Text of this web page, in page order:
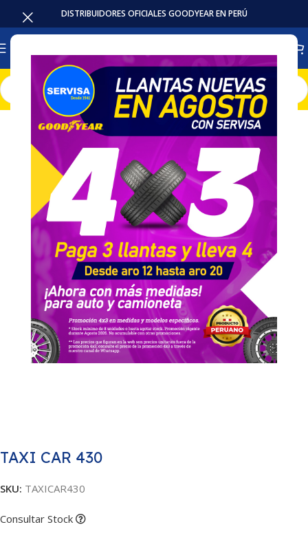
DISTRIBUIDORES OFICIALES GOODYEAR EN PERÚ
Inicio Baterias Intensivas
TAXI CAR 430
SKU: TAXICAR430
Consultar Stock